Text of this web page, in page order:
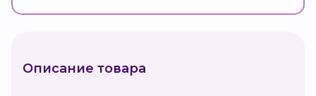
Описание товара